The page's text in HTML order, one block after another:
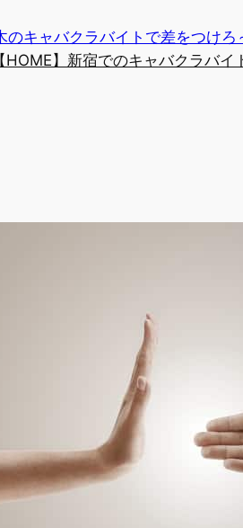
のキャバクラバイトで差をつけろ
【HOME】新宿でのキャバクラバイ